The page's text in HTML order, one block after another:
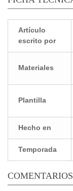
Artículo
escrito por
Materiales
Plantilla
Hecho en
Temporada